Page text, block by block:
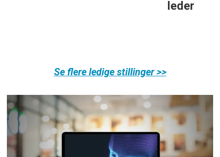
Se flere ledige stillinger >>